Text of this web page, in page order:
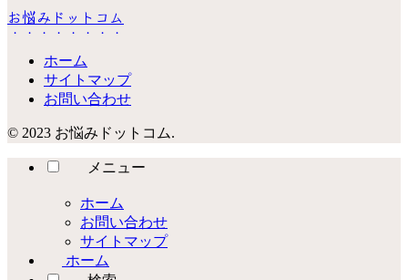
お悩みドットコム
ホーム
サイトマップ
お問い合わせ
© 2023 お悩みドットコム.
メニュー
ホーム
お問い合わせ
サイトマップ
ホーム